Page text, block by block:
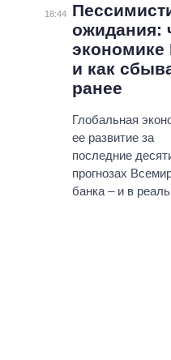
МНЕНИЯ
ОБЗОРЫ
ДАЙДЖЕСТЫ
ВСЕ ПОЛИТИКИ
ПРЕЗИДЕНТ И
ВЕРХОВНАЯ РАДА
КАБИНЕТ
ГЛАВЫ
МЭРЫ
ВСЕ ПЕРСОНЫ
18:44
ожидания:
и как
ранее
Глобальная
ее развитие за
последние
прогнозах
банка – и в